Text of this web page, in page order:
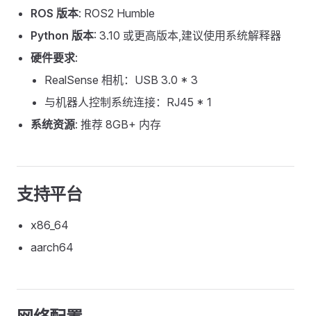
ROS 版本: ROS2 Humble
Python 版本: 3.10 或更高版本,建议使用系统解释器
硬件要求:
RealSense 相机：USB 3.0 * 3
与机器人控制系统连接：RJ45 * 1
系统资源: 推荐 8GB+ 内存
支持平台
x86_64
aarch64